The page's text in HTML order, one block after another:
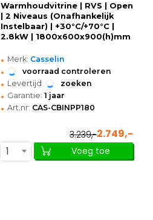
Warmhoudvitrine | RVS | Open
| 2 Niveaus (Onafhankelijk
Instelbaar) | +30°C/+70°C |
2.8kW | 1800x600x900(h)mm
• Merk: Casselin
• voorraad controleren
• Levertijd: zoeken
• Garantie: 1 jaar
• Art.nr: CAS-CBINPP180
3.239,-2.749,-
1
Voeg toe